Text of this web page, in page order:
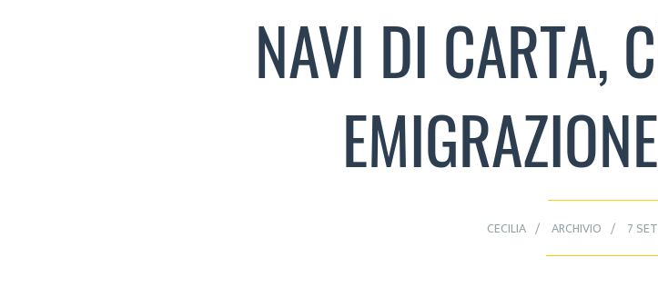
NAVI DI CARTA,
CECILIA ARCHIVIO 7